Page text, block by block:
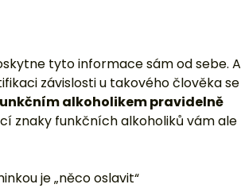
tyto informace sám od sebe. A
závislosti u takového člověka se
alkoholikem pravidelně
znaky funkčních alkoholiků vám ale
je „něco oslavit“